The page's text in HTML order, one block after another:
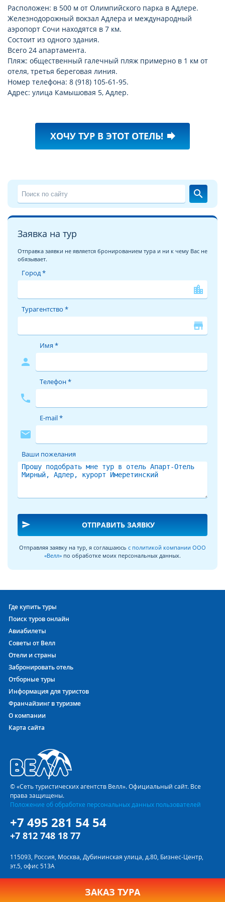
Расположен: в 500 м от Олимпийского парка в Адлере.
Железнодорожный вокзал Адлера и международный
аэропорт Сочи находятся в 7 км.
Состоит из одного здания.
Всего 24 апартамента.
Пляж: общественный галечный пляж примерно в 1 км от
отеля, третья береговая линия.
Номер телефона: 8 (918) 105-61-95.
Адрес: улица Камышовая 5, Адлер.
ХОЧУ ТУР В ЭТОТ ОТЕЛЬ! forward
search
Заявка на тур
Отправка заявки не является бронированием тура и ни к чему Вас не
обязывает.
Город *
location_city
Турагентство *
store
person
Имя *
phone
Телефон *
mail
E-mail *
Ваши пожелания
send ОТПРАВИТЬ ЗАЯВКУ
Отправляя заявку на тур, я соглашаюсь с политикой компании ООО
«Велл» по обработке моих персональных данных.
ЗАКАЗ ТУРА
Где купить туры
Поиск туров онлайн
Авиабилеты
Советы от Велл
Отели и страны
Забронировать отель
Отборные туры
Информация для туристов
Франчайзинг в туризме
О компании
Карта сайта
© «Сеть туристических агентств Велл». Официальный сайт. Все
права защищены.
Положение об обработке персональных данных пользователей
+7 495 281 54 54
+7 812 748 18 77
115093, Россия, Москва, Дубининская улица, д.80, Бизнес-Центр,
эт.5, офис 513А